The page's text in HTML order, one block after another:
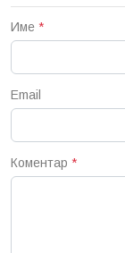
Име *
Email
Коментар *